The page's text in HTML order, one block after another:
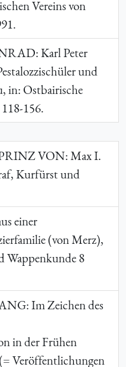
Vereins von
: Karl Peter
und
in: Ostbairische
118-156.
VON: Max I.
Kurfürst und
einer
(von Merz),
Wappenkunde 8
: Im Zeichen des
in der Frühen
Veröffentlichungen